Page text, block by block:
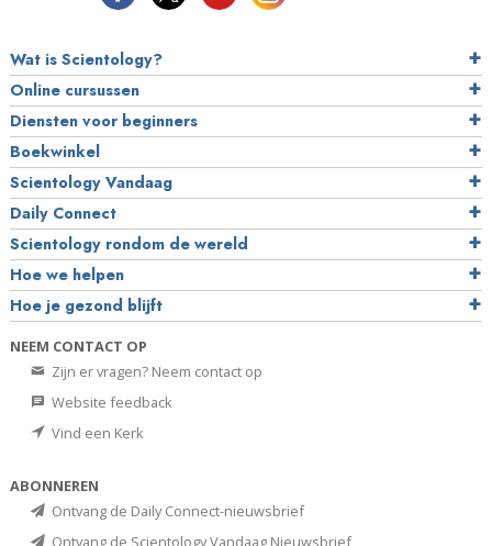
Wat is Scientology?
Online cursussen
Diensten voor beginners
Boekwinkel
Scientology Vandaag
Daily Connect
Scientology rondom de wereld
Hoe we helpen
Hoe je gezond blijft
NEEM CONTACT OP
Zijn er vragen? Neem contact op
Website feedback
Vind een Kerk
ABONNEREN
Ontvang de Daily Connect-nieuwsbrief
Ontvang de Scientology Vandaag Nieuwsbrief